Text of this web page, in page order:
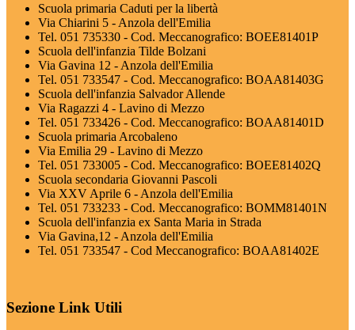
Scuola primaria Caduti per la libertà
Via Chiarini 5 - Anzola dell'Emilia
Tel. 051 735330 - Cod. Meccanografico: BOEE81401P
Scuola dell'infanzia Tilde Bolzani
Via Gavina 12 - Anzola dell'Emilia
Tel. 051 733547 - Cod. Meccanografico: BOAA81403G
Scuola dell'infanzia Salvador Allende
Via Ragazzi 4 - Lavino di Mezzo
Tel. 051 733426 - Cod. Meccanografico: BOAA81401D
Scuola primaria Arcobaleno
Via Emilia 29 - Lavino di Mezzo
Tel. 051 733005 - Cod. Meccanografico: BOEE81402Q
Scuola secondaria Giovanni Pascoli
Via XXV Aprile 6 - Anzola dell'Emilia
Tel. 051 733233 - Cod. Meccanografico: BOMM81401N
Scuola dell'infanzia ex Santa Maria in Strada
Via Gavina,12 - Anzola dell'Emilia
Tel. 051 733547 - Cod Meccanografico: BOAA81402E
Sezione Link Utili